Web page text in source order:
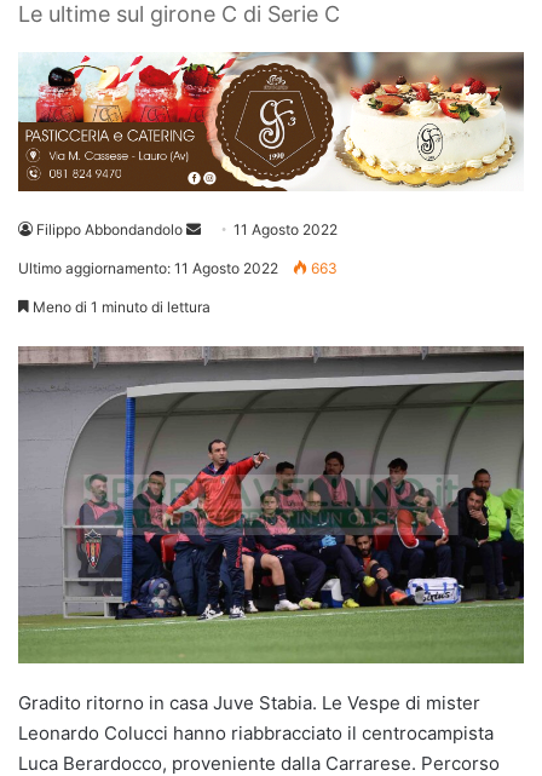
Le ultime sul girone C di Serie C
Filippo Abbondandolo
Invia 11 Agosto 2022
Ultimo aggiornamento: 11 Agosto 2022 663
Meno di 1 minuto di lettura
Gradito ritorno in casa Juve Stabia. Le Vespe di mister
Leonardo Colucci hanno riabbracciato il centrocampista
Luca Berardocco, proveniente dalla Carrarese. Percorso